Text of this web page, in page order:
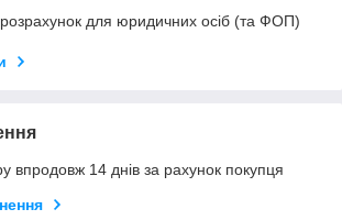
розрахунок для юридичних осіб (та ФОП)
впродовж 14 днів за рахунок покупця